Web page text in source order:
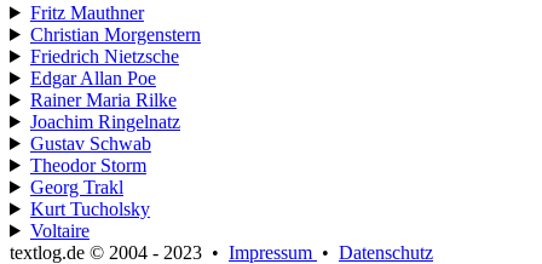
Fritz Mauthner
Christian Morgenstern
Friedrich Nietzsche
Edgar Allan Poe
Rainer Maria Rilke
Joachim Ringelnatz
Gustav Schwab
Theodor Storm
Georg Trakl
Kurt Tucholsky
Voltaire
textlog.de © 2004 - 2023 • Impressum • Datenschutz